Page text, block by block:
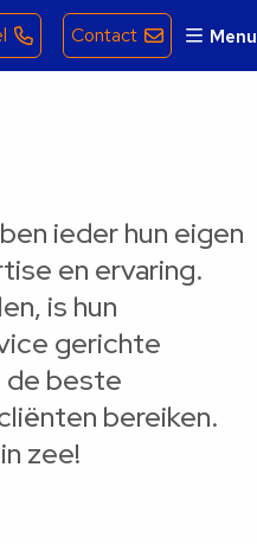
Contact Menu
ieder hun eigen
en ervaring.
is hun
gerichte
de beste
bereiken.
zee!